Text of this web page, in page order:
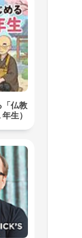
「仏教
生）